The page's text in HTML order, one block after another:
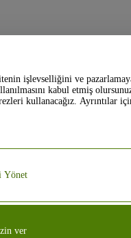
işlevselliğini ve
kabul etmiş
kullanacağız. Ayrıntılar
ver
Yönet